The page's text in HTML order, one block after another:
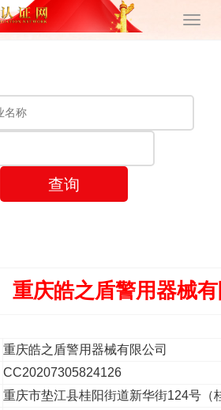
查询
重庆皓之盾警用器械
重庆皓之盾警用器械有限公司
CC20207305824126
重庆市垫江县桂阳街道新华街124号